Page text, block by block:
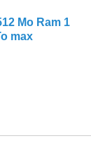
Mo Ram 1
max